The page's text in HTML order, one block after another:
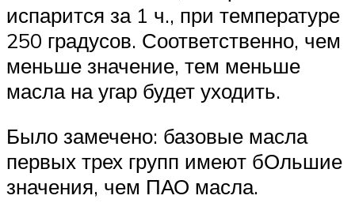
испарится за 1 ч., при температуре
250 градусов. Соответственно, чем
меньше значение, тем меньше
масла на угар будет уходить.
Было замечено: базовые масла
первых трех групп имеют бОльшие
значения, чем ПАО масла.